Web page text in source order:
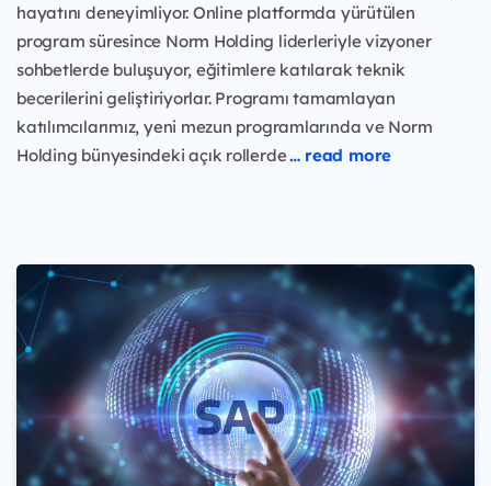
hayatını deneyimliyor. Online platformda yürütülen
program süresince Norm Holding liderleriyle vizyoner
sohbetlerde buluşuyor, eğitimlere katılarak teknik
becerilerini geliştiriyorlar. Programı tamamlayan
katılımcılarımız, yeni mezun programlarında ve Norm
Holding bünyesindeki açık rollerde… read more